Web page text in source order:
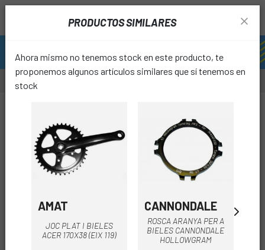
PRODUCTOS SIMILARES
Ahora mismo no tenemos stock en este producto, te
proponemos algunos artículos similares que sí tenemos en
stock
AMAT
JOC PLAT I BIELES
ACER 170X38 (EIX 119)
CANNONDALE
ROSCA ARANYA PER A
BIELES CANNONDALE
HOLLOWGRAM